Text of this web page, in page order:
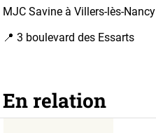
MJC Savine à Villers-lès-Nancy
📍 3 boulevard des Essarts
En relation